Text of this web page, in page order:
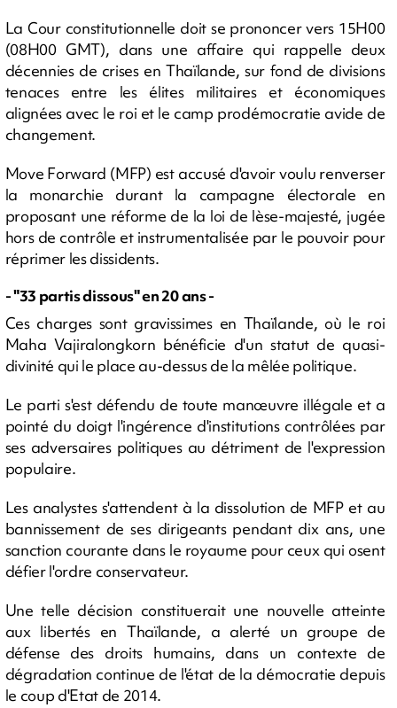
La Cour constitutionnelle doit se prononcer vers 15H00
(08H00 GMT), dans une affaire qui rappelle deux
décennies de crises en Thaïlande, sur fond de divisions
tenaces entre les élites militaires et économiques
alignées avec le roi et le camp prodémocratie avide de
changement.
Move Forward (MFP) est accusé d'avoir voulu renverser
la monarchie durant la campagne électorale en
proposant une réforme de la loi de lèse-majesté, jugée
hors de contrôle et instrumentalisée par le pouvoir pour
réprimer les dissidents.
- "33 partis dissous" en 20 ans -
Ces charges sont gravissimes en Thaïlande, où le roi
Maha Vajiralongkorn bénéficie d'un statut de quasi-
divinité qui le place au-dessus de la mêlée politique.
Le parti s'est défendu de toute manœuvre illégale et a
pointé du doigt l'ingérence d'institutions contrôlées par
ses adversaires politiques au détriment de l'expression
populaire.
Les analystes s'attendent à la dissolution de MFP et au
bannissement de ses dirigeants pendant dix ans, une
sanction courante dans le royaume pour ceux qui osent
défier l'ordre conservateur.
Une telle décision constituerait une nouvelle atteinte
aux libertés en Thaïlande, a alerté un groupe de
défense des droits humains, dans un contexte de
dégradation continue de l'état de la démocratie depuis
le coup d'Etat de 2014.